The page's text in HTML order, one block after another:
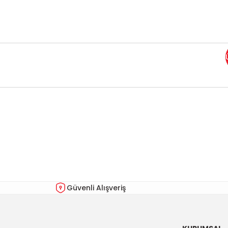
Ürün fiyatı diğer sitelerden daha pahalı.
Güvenli Alışveriş